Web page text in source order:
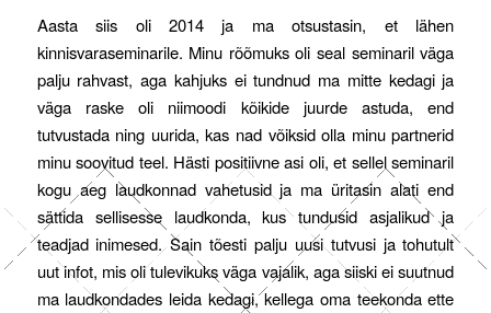
Aasta siis oli 2014 ja ma otsustasin, et lähen
kinnisvaraseminarile. Minu rõõmuks oli seal seminaril väga
palju rahvast, aga kahjuks ei tundnud ma mitte kedagi ja
väga raske oli niimoodi kõikide juurde astuda, end
tutvustada ning uurida, kas nad võiksid olla minu partnerid
minu soovitud teel. Hästi positiivne asi oli, et sellel seminaril
kogu aeg laudkonnad vahetusid ja ma üritasin alati end
sättida sellisesse laudkonda, kus tundusid asjalikud ja
teadjad inimesed. Sain tõesti palju uusi tutvusi ja tohutult
uut infot, mis oli tulevikuks väga vajalik, aga siiski ei suutnud
ma laudkondades leida kedagi, kellega oma teekonda ette